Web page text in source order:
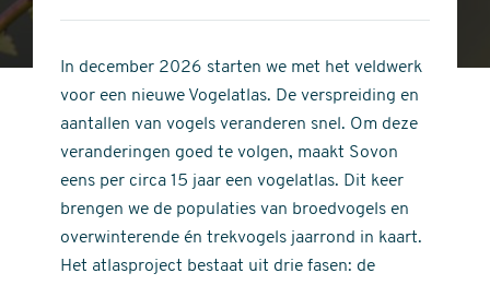
stars
of
stars
In december 2026 starten we met het veldwerk
voor een nieuwe Vogelatlas. De verspreiding en
aantallen van vogels veranderen snel. Om deze
veranderingen goed te volgen, maakt Sovon
eens per circa 15 jaar een vogelatlas. Dit keer
brengen we de populaties van broedvogels en
overwinterende én trekvogels jaarrond in kaart.
Het atlasproject bestaat uit drie fasen: de